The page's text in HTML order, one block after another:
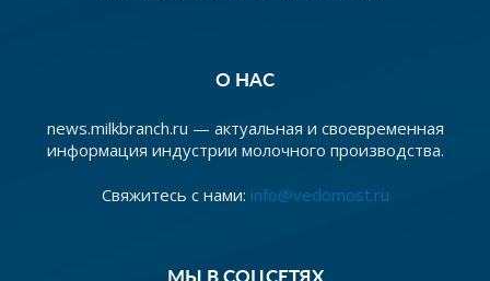
О НАС
news.milkbranch.ru — актуальная и своевременная
информация индустрии молочного производства.
Свяжитесь с нами: info@vedomost.ru
МЫ В СОЦСЕТЯХ